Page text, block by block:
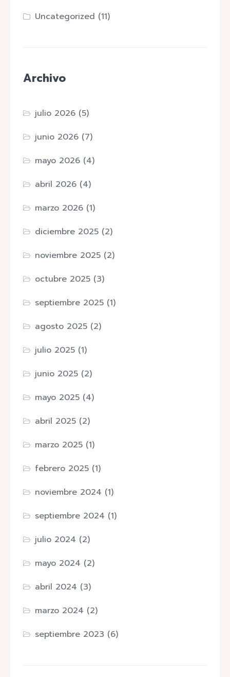
Uncategorized (11)
Archivo
julio 2026 (5)
junio 2026 (7)
mayo 2026 (4)
abril 2026 (4)
marzo 2026 (1)
diciembre 2025 (2)
noviembre 2025 (2)
octubre 2025 (3)
septiembre 2025 (1)
agosto 2025 (2)
julio 2025 (1)
junio 2025 (2)
mayo 2025 (4)
abril 2025 (2)
marzo 2025 (1)
febrero 2025 (1)
noviembre 2024 (1)
septiembre 2024 (1)
julio 2024 (2)
mayo 2024 (2)
abril 2024 (3)
marzo 2024 (2)
septiembre 2023 (6)